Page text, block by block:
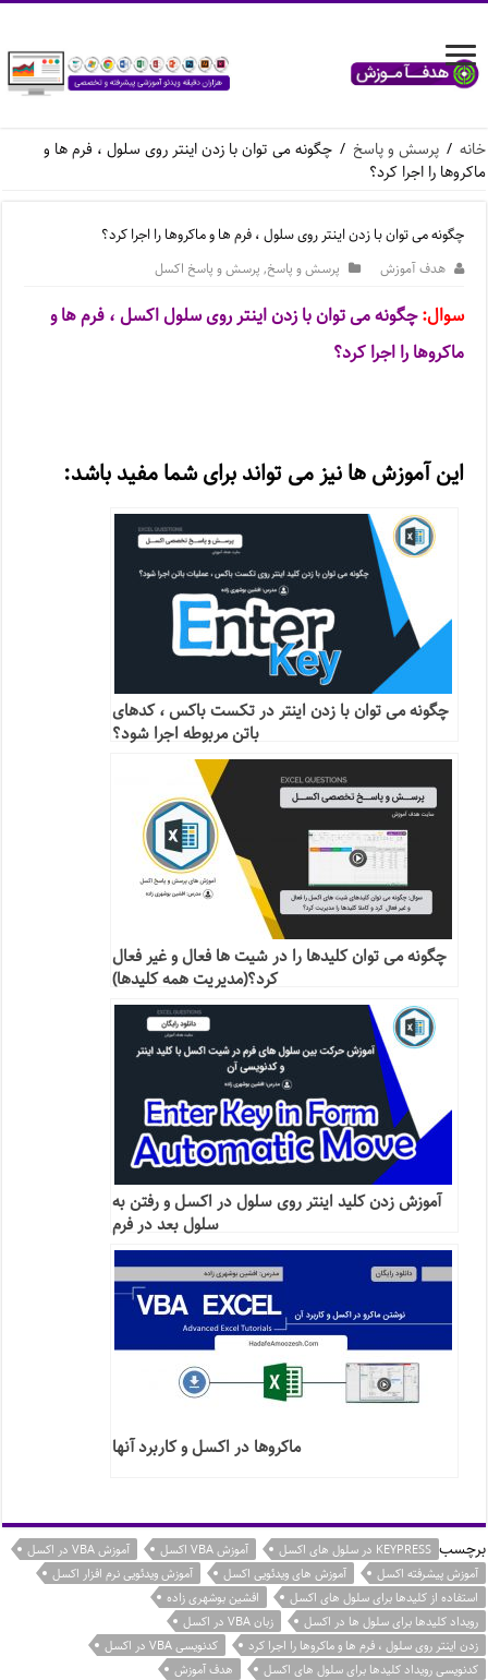
خانه / پرسش و پاسخ / چگونه می توان با زدن اینتر روی سلول ، فرم ها و
ماکروها را اجرا کرد؟
چگونه می توان با زدن اینتر روی سلول ، فرم ها و ماکروها را اجرا کرد؟
هدف آموزش پرسش و پاسخ,پرسش و پاسخ اکسل
سوال:چگونه می توان با زدن اینتر روی سلول اکسل ، فرم ها و
ماکروها را اجرا کرد؟
این آموزش ها نیز می تواند برای شما مفید باشد:
چگونه می توان با زدن اینتر در تکست باکس ، کدهای
باتن مربوطه اجرا شود؟
چگونه می توان کلیدها را در شیت ها فعال و غیر فعال
کرد؟(مدیریت همه کلیدها)
آموزش زدن کلید اینتر روی سلول در اکسل و رفتن به
سلول بعد در فرم
ماکروها در اکسل و کاربرد آنها
برچسب KEYPRESS در سلول های اکسل آموزش VBA اکسل
آموزش VBA در اکسل
آموزش پیشرفته اکسل
آموزش های ویدئویی اکسل
آموزش ویدئویی نرم افزار اکسل
استفاده از کلیدها برای سلول های اکسل
افشین بوشهری زاده
رویداد کلیدها برای سلول ها در اکسل
زبان VBA در اکسل
زدن اینتر روی سلول ، فرم ها و ماکروها را اجرا کرد
کدنویسی VBA در اکسل
کدنویسی رویداد کلیدها برای سلول های اکسل
هدف آموزش